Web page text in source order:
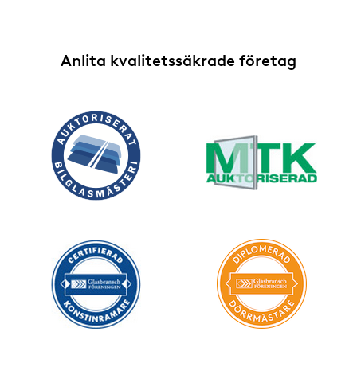
Anlita kvalitetssäkrade företag